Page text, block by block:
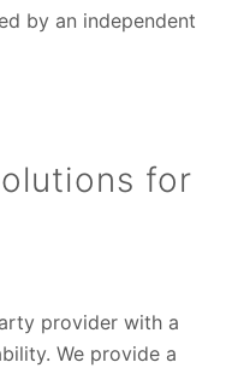
by an independent
for
provider with a
We provide a